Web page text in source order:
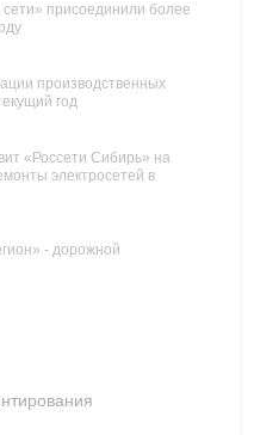
присоединили более
производственных
год
«Россети Сибирь» на
электросетей в
- дорожной